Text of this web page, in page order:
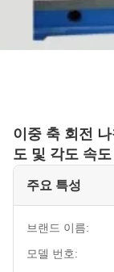
이중 축 회전
도 및 각도 속
주요 특성
브랜드 이름:
모델 번호: